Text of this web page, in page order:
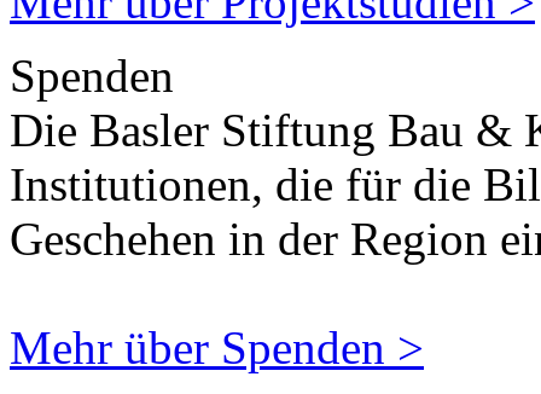
Spenden
Die Basler Stiftung Bau &
Institutionen, die für die
Geschehen in der Region
Mehr über Spenden >